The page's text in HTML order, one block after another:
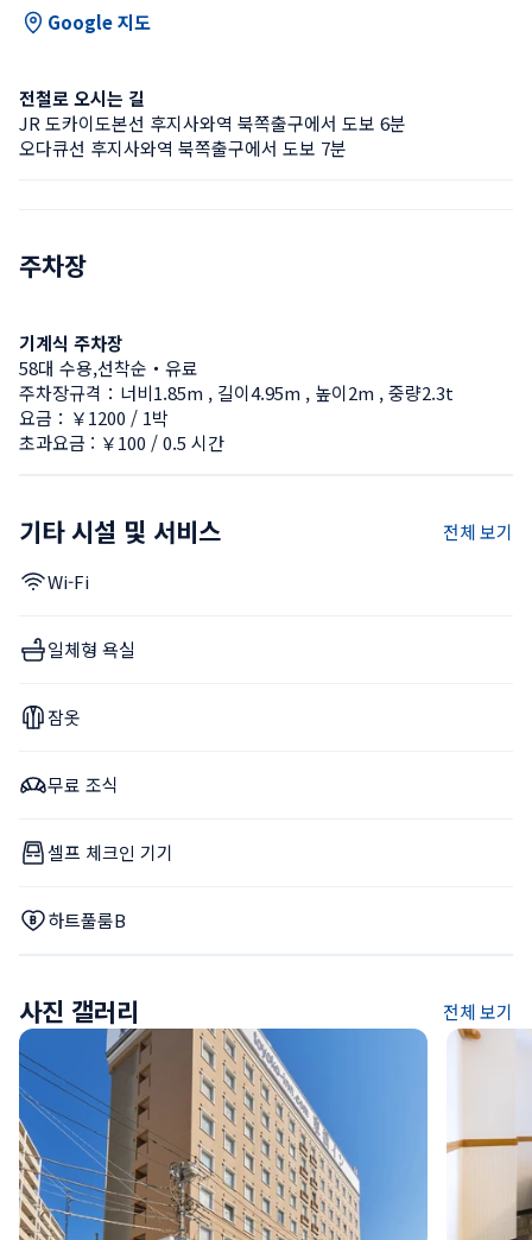
Google 지도
전철로 오시는 길
JR 도카이도본선 후지사와역 북쪽출구에서 도보 6분
오다큐선 후지사와역 북쪽출구에서 도보 7분
주차장
기계식 주차장
58대 수용,선착순・유료
주차장규격：너비1.85m , 길이4.95m , 높이2m , 중량2.3t
요금：￥1200 / 1박
초과요금 : ￥100 / 0.5 시간
기타 시설 및 서비스 전체 보기
Wi-Fi
일체형 욕실
잠옷
무료 조식
셀프 체크인 기기
하트풀룸B
사진 갤러리 전체 보기